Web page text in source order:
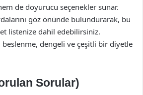
de doyurucu seçenekler sunar.
göz önünde bulundurarak, bu
listenize dahil edebilirsiniz.
beslenme, dengeli ve çeşitli bir diyetle
Sorular)